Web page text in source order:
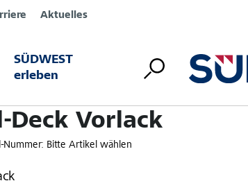
Aktuelles
SÜDWEST
erleben
Deck Vorlack
Nummer: Bitte Artikel wählen